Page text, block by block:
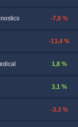
-7,6 %
-13,4 %
1,8 %
3,1 %
-3,3 %